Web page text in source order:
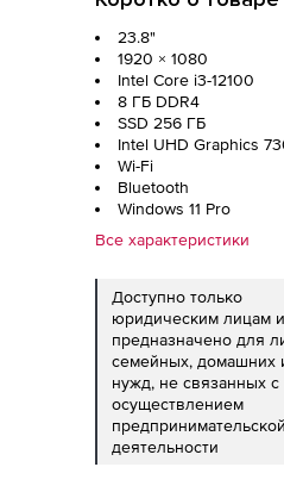
23.8"
1920 × 1080
Intel Core i3-12100
8 ГБ DDR4
SSD 256 ГБ
Intel UHD Graphics
Wi-Fi
Bluetooth
Windows 11 Pro
Все характеристики
Доступно только
юридическим лицам
предназначено для
семейных, домашних
нужд, не связанных с
осуществлением
предпринимательской
деятельности